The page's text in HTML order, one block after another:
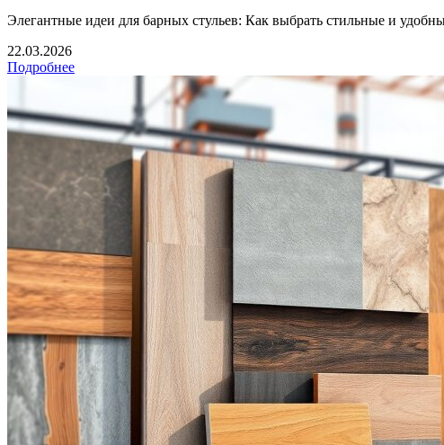
Элегантные идеи для барных стульев: Как выбрать стильные и
22.03.2026
Подробнее